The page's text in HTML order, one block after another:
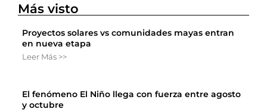
Más visto
Proyectos solares vs comunidades mayas entran
en nueva etapa
Leer Más >>
El fenómeno El Niño llega con fuerza entre agosto
y octubre